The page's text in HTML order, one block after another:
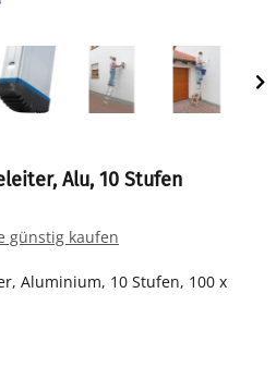
Alu, 10 Stufen
günstig kaufen
Aluminium, 10 Stufen, 100 x